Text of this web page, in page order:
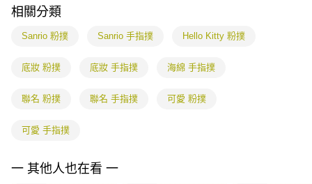
權轉讓予恩沛科技股份有限公司。
２．關於個人資料處理事宜，請瀏覽以下網址：
https://aftee.tw/terms/#terms3
３．未成年的使用者請事先徵得法定代理人或監護人之同意方可使用
任。
時審查核予不同之上限額度；若仍有額度不足之情形，本公司將視審查結果
請求用戶進行身份認證。
恩沛科技股份有限公司將有權停止該用戶之使用額度並採取法律行動。
相關分類
Sanrio 粉撲 Sanrio 手指撲 Hello Kitty 粉撲
底妝 粉撲 底妝 手指撲 海綿 手指撲
聯名 粉撲 聯名 手指撲 可愛 粉撲
可愛 手指撲
一 其他人也在看 一